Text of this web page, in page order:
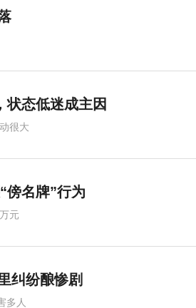
状态低迷成主因
很大
傍名牌”行为
元
纠纷酿惨剧
多人